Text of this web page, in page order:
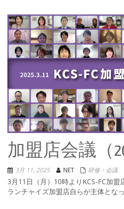
加盟店会議（
3月 11, 2025 NET 研修・会議
3月11日（月）10時よりKCS-FC加
ランチャイズ加盟店自らが主体とな